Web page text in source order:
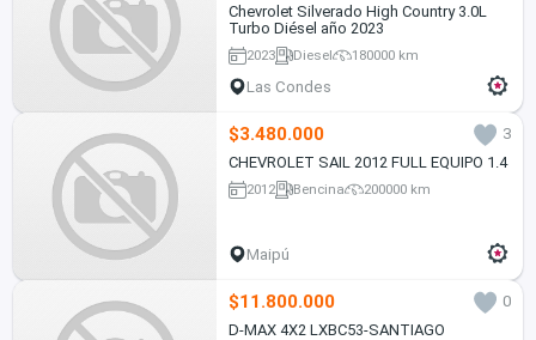
Chevrolet Silverado High Country 3.0L
Turbo Diésel año 2023
2023 Diesel 180000 km
Las Condes
$3.480.000
3
CHEVROLET SAIL 2012 FULL EQUIPO 1.4
2012 Bencina 200000 km
Maipú
$11.800.000
0
D-MAX 4X2 LXBC53-SANTIAGO